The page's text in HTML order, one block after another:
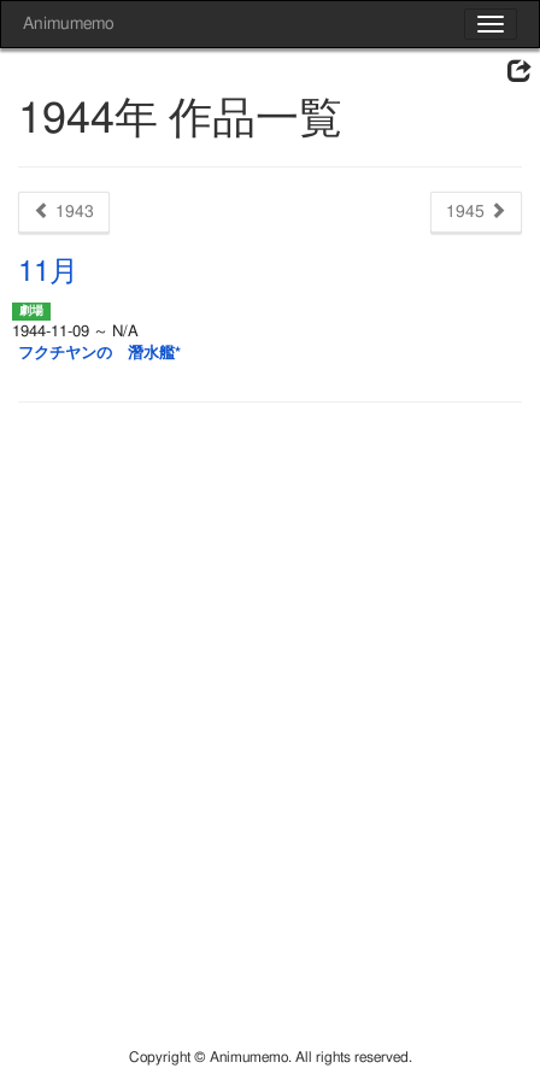
Toggle
Animumemo
1944年 作品一覧
1943 1945
11月
1944-11-09 ～ N/A
フクチヤンの 潛水艦*
Copyright © Animumemo. All rights reserved.